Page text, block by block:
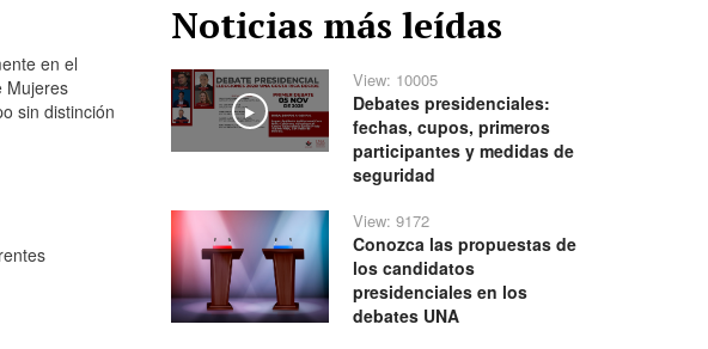
en el
Mujeres
sin distinción
Noticias más leídas
Play
View: 10005
Debates presidenciales:
fechas, cupos, primeros
participantes y medidas de
seguridad
View: 9172
Conozca las propuestas de
los candidatos
presidenciales en los
debates UNA